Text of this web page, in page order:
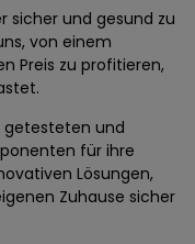
sicher und gesund zu
von einem
Preis zu profitieren,
getesteten und
für ihre
Lösungen,
Zuhause sicher